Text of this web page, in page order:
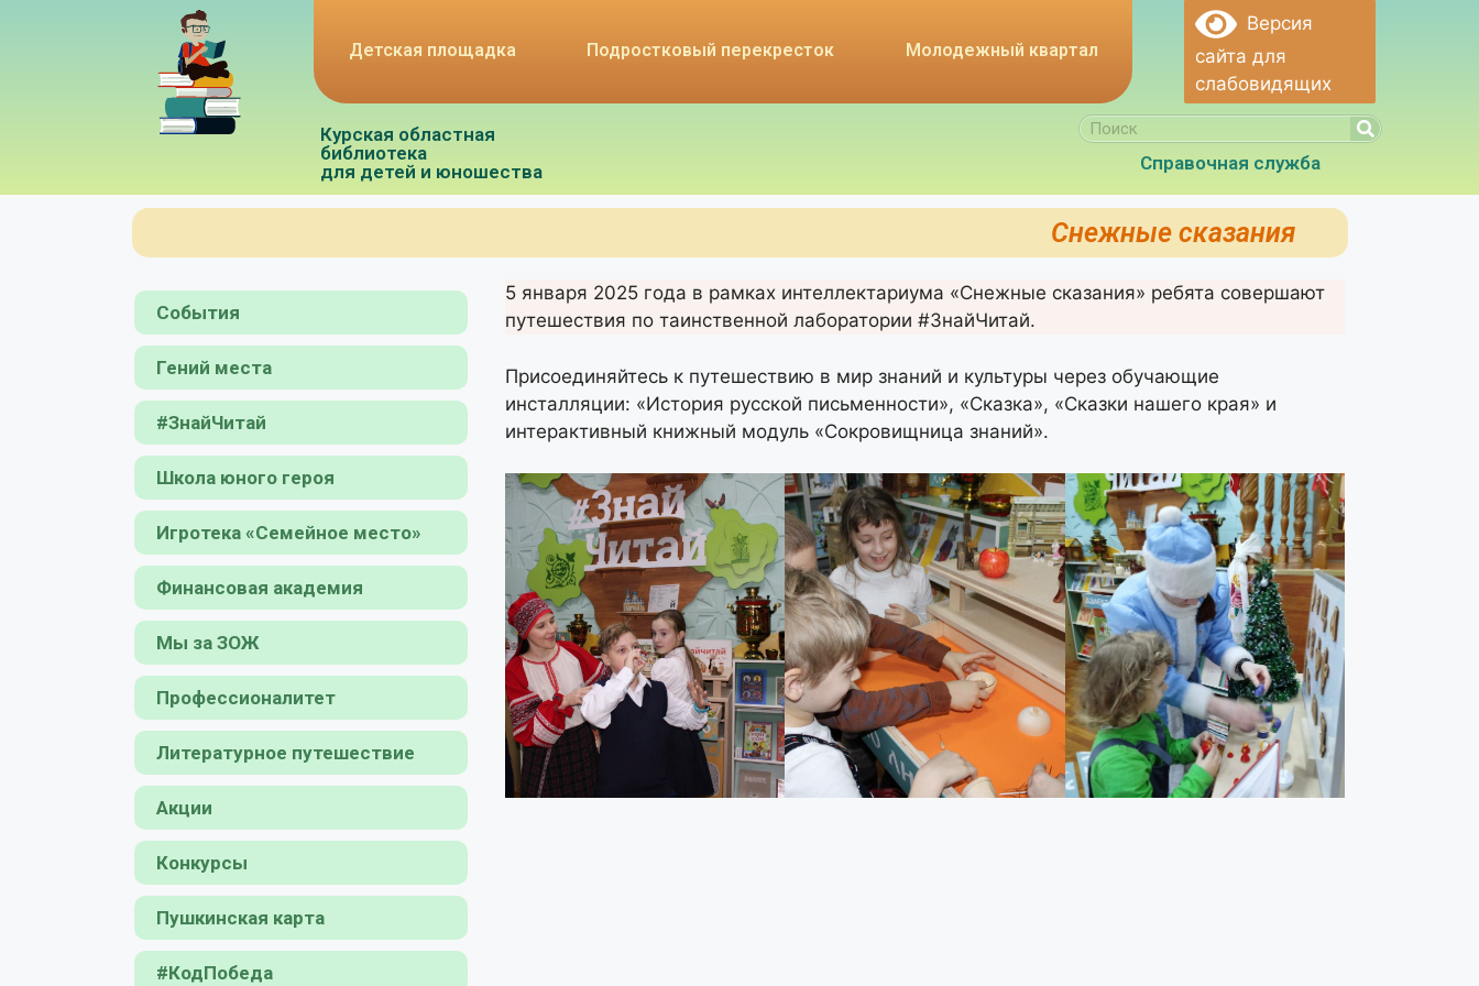
Детская площадка Подростковый перекресток Молодежный квартал
Версия
сайта для
слабовидящих
Курская областная
библиотека
для детей и юношества
Справочная служба
Снежные сказания
События
Гений места
#ЗнайЧитай
Школа юного героя
Игротека «Семейное место»
Финансовая академия
Мы за ЗОЖ
Профессионалитет
Литературное путешествие
Акции
Конкурсы
Пушкинская карта
#КодПобеда
5 января 2025 года в рамках интеллектариума «Снежные сказания» ребята совершают
путешествия по таинственной лаборатории #ЗнайЧитай.
Присоединяйтесь к путешествию в мир знаний и культуры через обучающие
инсталляции: «История русской письменности», «Сказка», «Сказки нашего края» и
интерактивный книжный модуль «Сокровищница знаний».